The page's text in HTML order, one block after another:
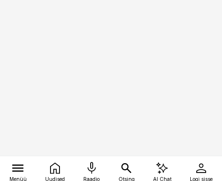
Menüü Uudised Raadio Otsing AI Chat Logi sisse